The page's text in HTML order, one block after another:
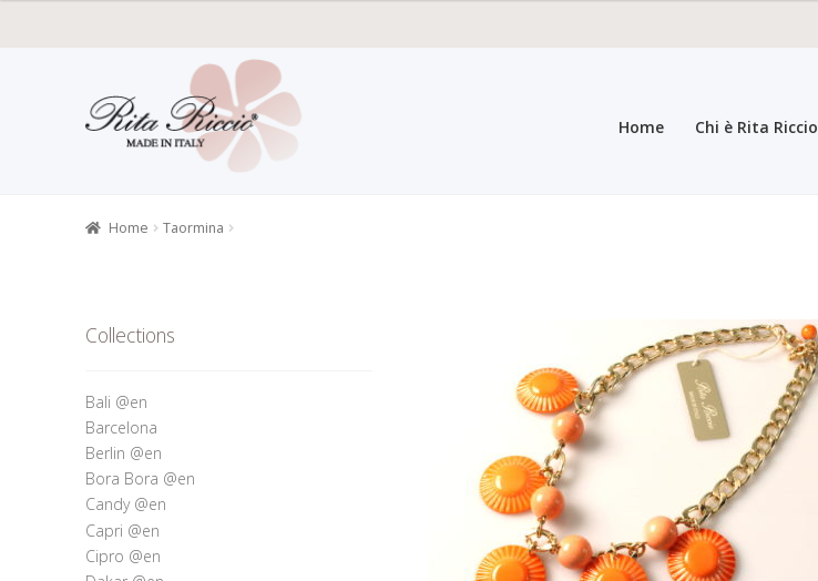
to
navigation
to
content
Home Chi è Rita Riccio
Home Taormina
Collections
Bali @en
Barcelona
Berlin @en
Bora Bora @en
Candy @en
Capri @en
Cipro @en